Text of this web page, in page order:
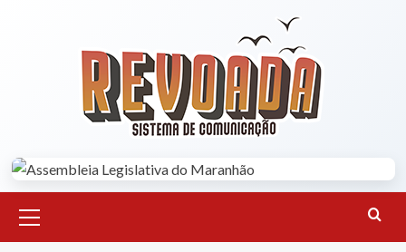
Menu